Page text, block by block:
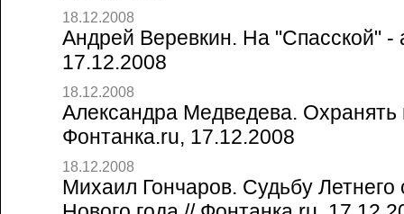
18.12.2008
Андрей Веревкин. На "Спасской" -
17.12.2008
18.12.2008
Александра Медведева. Охранять
Фонтанка.ru, 17.12.2008
18.12.2008
Михаил Гончаров. Судьбу